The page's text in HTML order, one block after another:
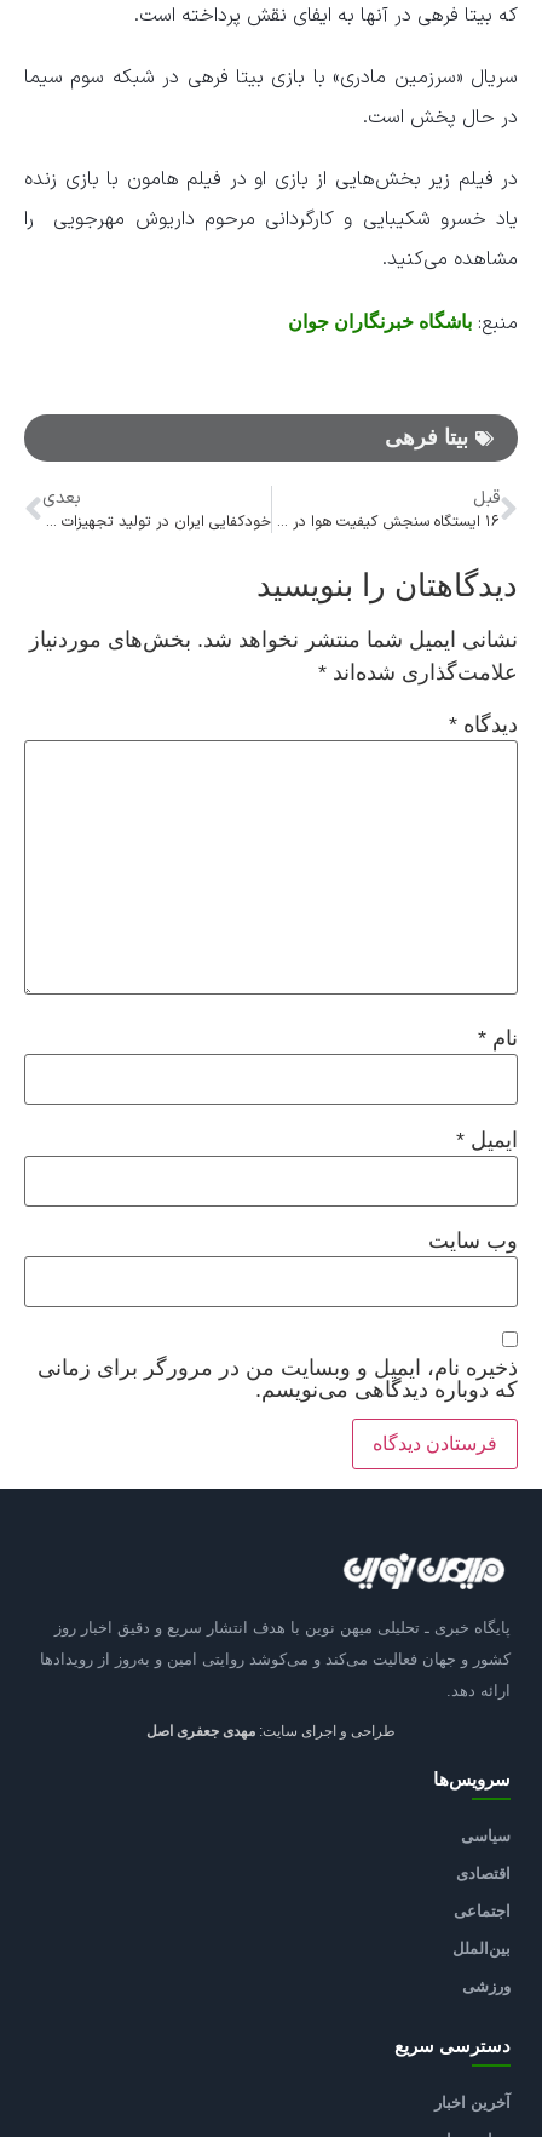
که بیتا فرهی در آنها به ایفای نقش پرداخته است.
سریال «سرزمین مادری» با بازی بیتا فرهی در شبکه سوم سیما
در حال پخش است.
در فیلم زیر بخش‌هایی از بازی او در فیلم هامون با بازی زنده
یاد خسرو شکیبایی و کارگردانی مرحوم داریوش مهرجویی را
مشاهده می‌کنید.
منبع: باشگاه خبرنگاران جوان
بیتا فرهی
قبل
۱۶ ایستگاه سنجش کیفیت هوا در شرایط ناسالم برای تمام گروه‌های سنی
بعدی
خودکفایی ایران در تولید تجهیزات نظامی
دیدگاهتان را بنویسید
نشانی ایمیل شما منتشر نخواهد شد. بخش‌های موردنیاز
علامت‌گذاری شده‌اند *
دیدگاه *
نام *
ایمیل *
وب‌ سایت
ذخیره نام، ایمیل و وبسایت من در مرورگر برای زمانی
که دوباره دیدگاهی می‌نویسم.
پایگاه خبری ـ تحلیلی میهن نوین با هدف انتشار سریع و دقیق اخبار روز
کشور و جهان فعالیت می‌کند و می‌کوشد روایتی امین و به‌روز از رویدادها
ارائه دهد.
طراحی و اجرای سایت: مهدی جعفری اصل
سرویس‌ها
سیاسی
اقتصادی
اجتماعی
بین‌الملل
ورزشی
دسترسی سریع
آخرین اخبار